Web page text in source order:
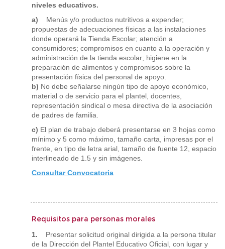
niveles educativos.
a)
Menús y/o productos nutritivos a expender;
propuestas de adecuaciones físicas a las instalaciones
donde operará la Tienda Escolar; atención a
consumidores; compromisos en cuanto a la operación y
administración de la tienda escolar; higiene en la
preparación de alimentos y compromisos sobre la
presentación física del personal de apoyo.
b) No debe señalarse ningún tipo de apoyo económico,
material o de servicio para el plantel, docentes,
representación sindical o mesa directiva de la asociación
de padres de familia.
c) El plan de trabajo deberá presentarse en 3 hojas como
mínimo y 5 como máximo, tamaño carta, impresas por el
frente, en tipo de letra arial, tamaño de fuente 12, espacio
interlineado de 1.5 y sin imágenes.
Consultar Convocatoria
Requisitos para personas morales
1.
Presentar solicitud original dirigida a la persona titular
de la Dirección del Plantel Educativo Oficial, con lugar y